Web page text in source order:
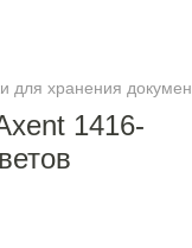
для хранения
1416-